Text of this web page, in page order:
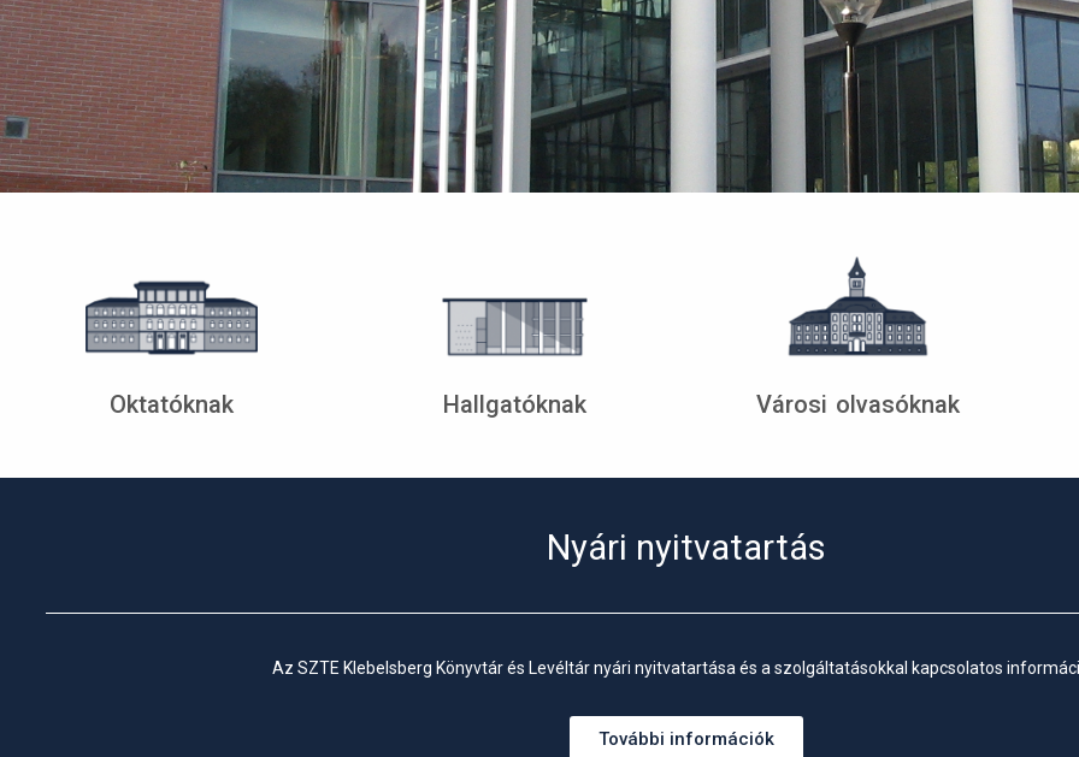
Oktatóknak Hallgatóknak Városi olvasóknak
Nyári nyitvatartás
Az SZTE Klebelsberg Könyvtár és Levéltár nyári nyitvatartása és a szolgáltatásokkal kapcsolatos
További információk